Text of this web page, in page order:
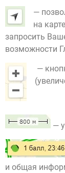
—
на
запросить
возможности
—
—
и общая